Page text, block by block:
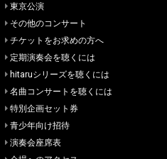
東京公演
その他のコンサート
チケットをお求めの方へ
定期演奏会を聴くには
hitaruシリーズを聴くには
名曲コンサートを聴くには
特別企画セット券
青少年向け招待
演奏会座席表